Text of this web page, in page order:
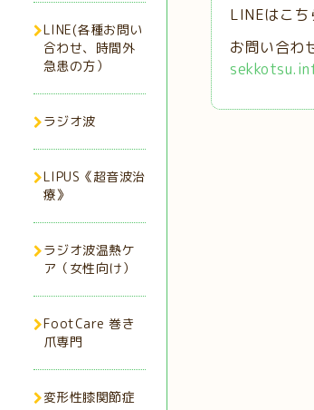
LINEはこ
お問い合わ
LINE(各種お問い
合わせ、時間外
急患の方）
ラジオ波
LIPUS《超音波治
療》
ラジオ波温熱ケ
ア（女性向け）
FootCare 巻き
爪専門
変形性膝関節症